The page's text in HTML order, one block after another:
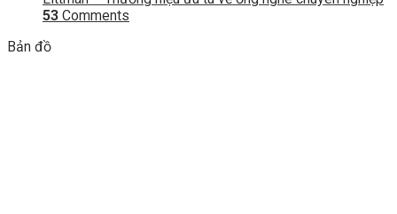
53 Comments
Bản đồ